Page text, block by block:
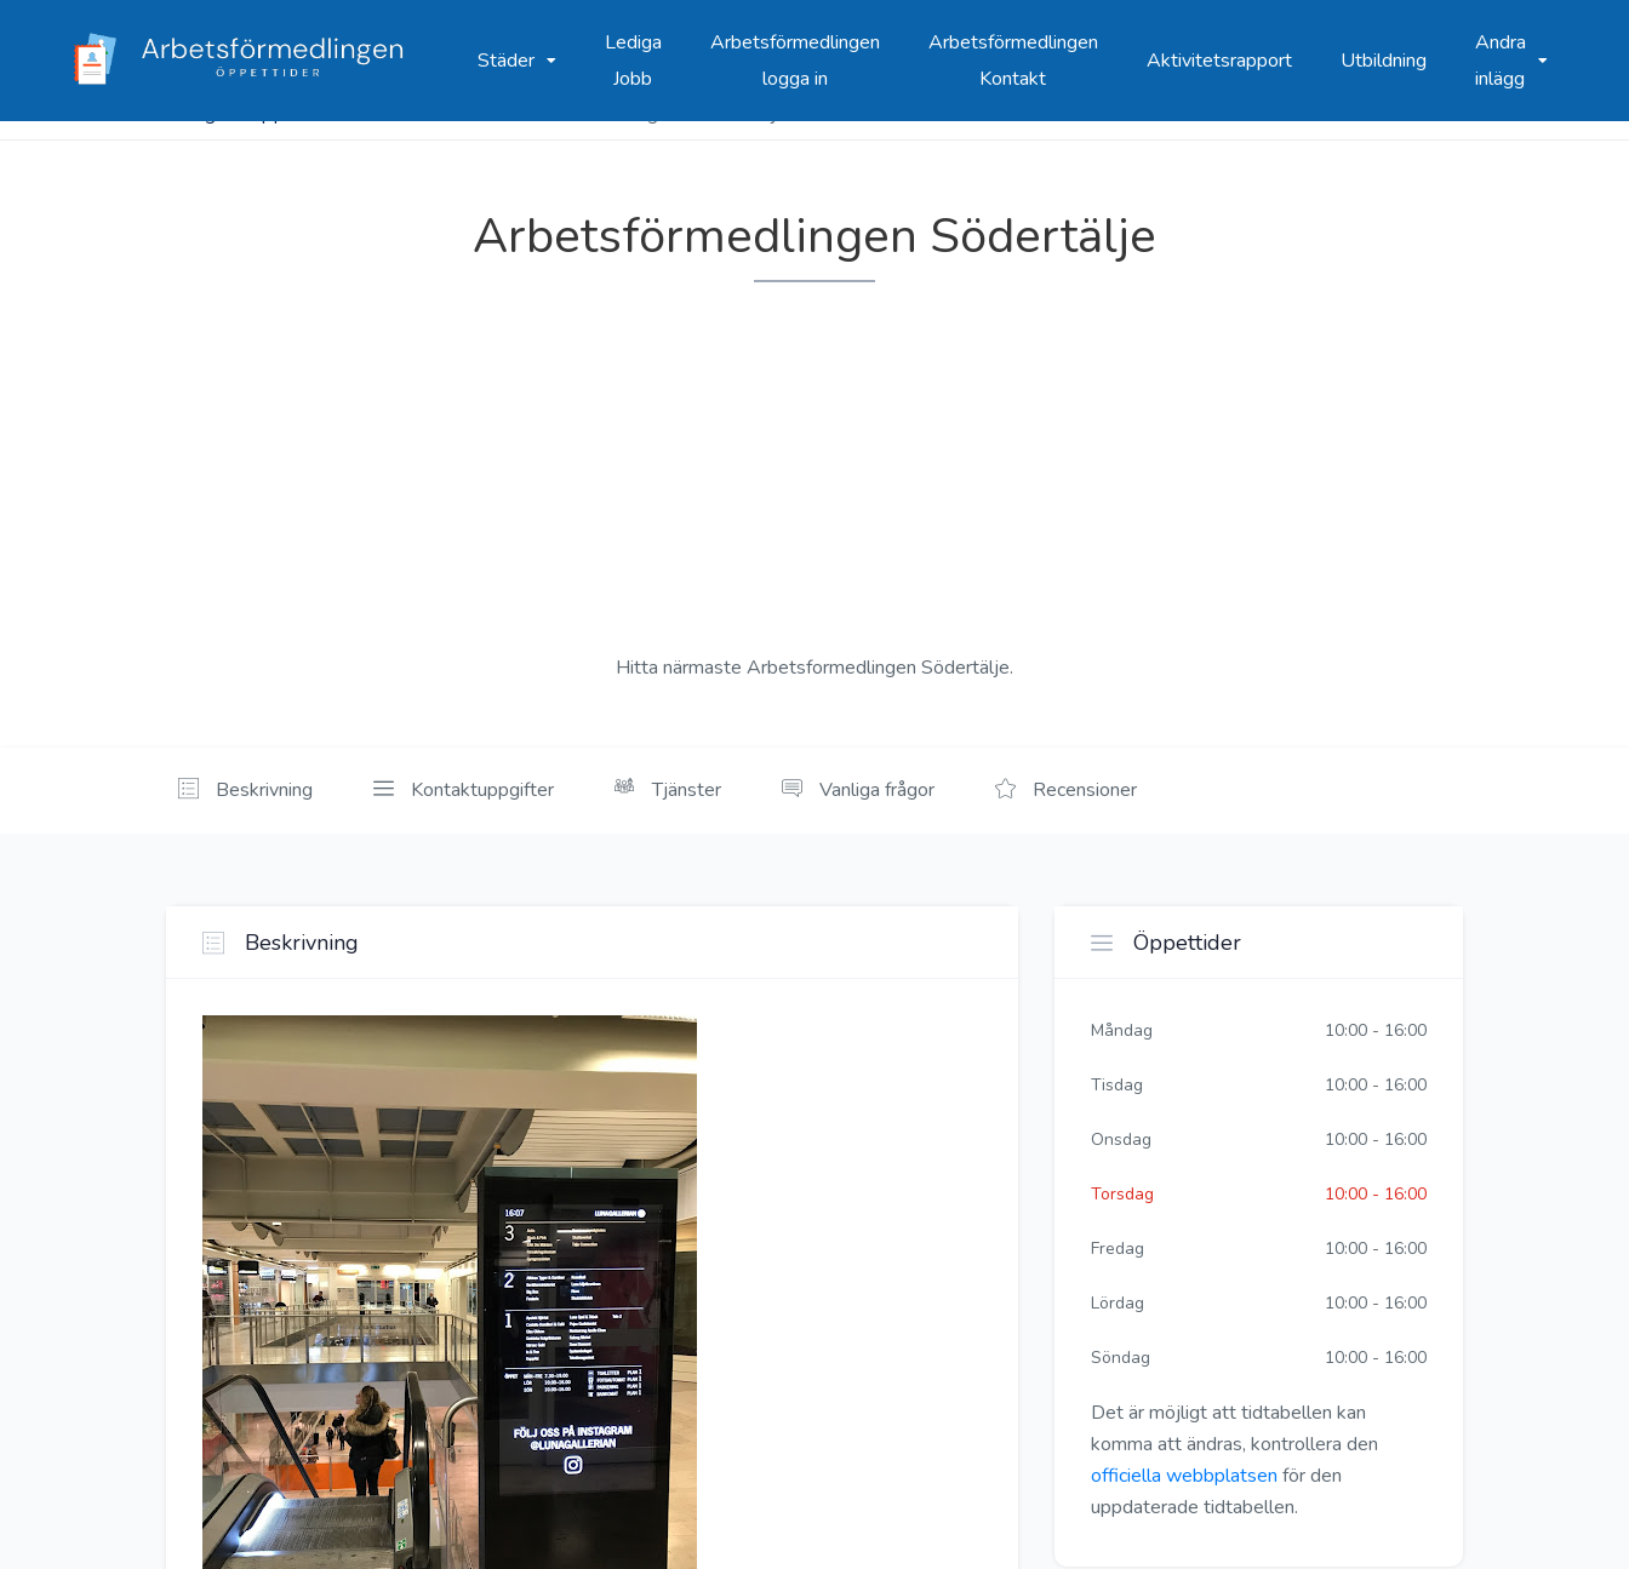
Städer
Lediga
Jobb
Arbetsförmedlingen
logga in
Arbetsförmedlingen
Kontakt
Aktivitetsrapport Utbildning
Andra
inlägg
Arbetsförmedlingen Södertälje
Hitta närmaste Arbetsformedlingen Södertälje.
Beskrivning Kontaktuppgifter Tjänster Vanliga frågor Recensioner
Beskrivning Öppettider
Måndag 10:00 - 16:00
Tisdag 10:00 - 16:00
Onsdag 10:00 - 16:00
Torsdag 10:00 - 16:00
Fredag 10:00 - 16:00
Lördag 10:00 - 16:00
Söndag 10:00 - 16:00
Det är möjligt att tidtabellen kan
komma att ändras, kontrollera den
officiella webbplatsen för den
uppdaterade tidtabellen.